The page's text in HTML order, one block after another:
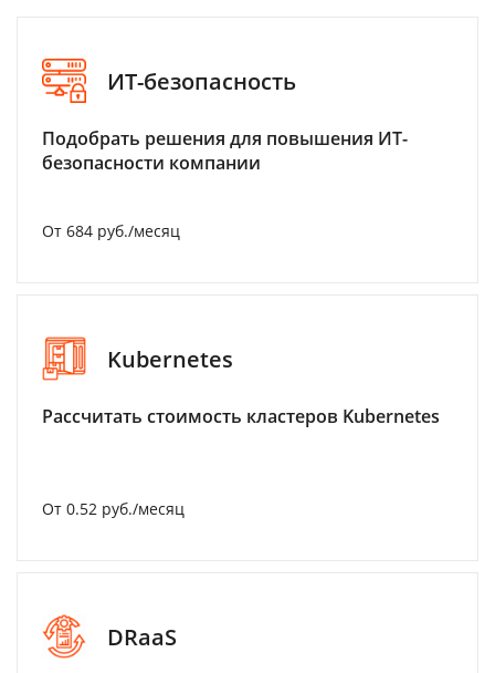
ИТ-безопасность
Подобрать решения для повышения ИТ-
безопасности компании
От 684 руб./месяц
Kubernetes
Рассчитать стоимость кластеров Kubernetes
От 0.52 руб./месяц
DRaaS